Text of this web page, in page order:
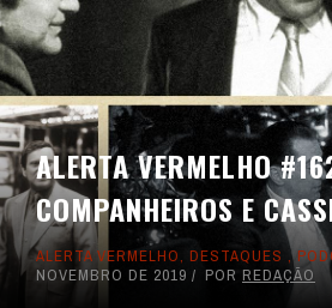
ALERTA VERMELHO
COMPANHEIROS E
ALERTA VERMELHO, DESTAQUES ,
NOVEMBRO DE 2019
POR REDAÇÃO